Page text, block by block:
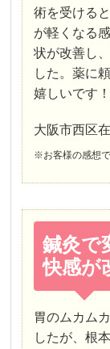
術を受ける
が軽くなる
状が改善し
した。薬に
嬉しいです！
大阪市西区
※お客様の感想
鍼灸で
快感が
胃のムカム
したが、根